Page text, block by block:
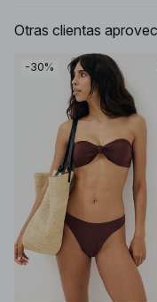
Otras clientas
-30%